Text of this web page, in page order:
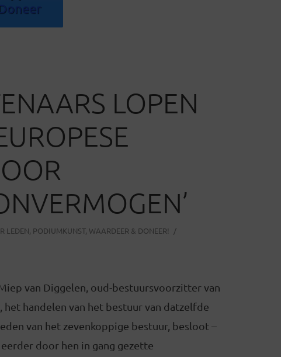
Doneer
LOPEN
LEDEN, PODIUMKUNST, WAARDEER & DONEER!
van Diggelen, oud-bestuursvoorzitter van
het handelen van het bestuur van datzelfde
van het zevenkoppige bestuur, besloot –
door hen in gang gezette